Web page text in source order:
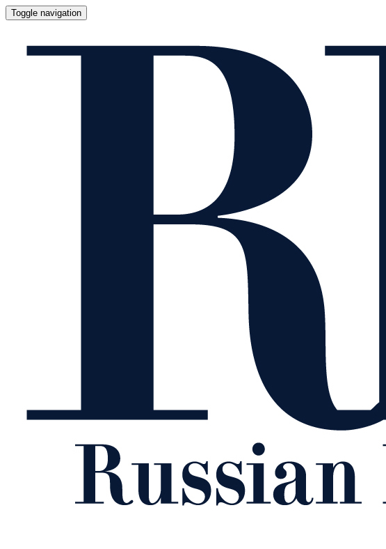
Toggle navigation